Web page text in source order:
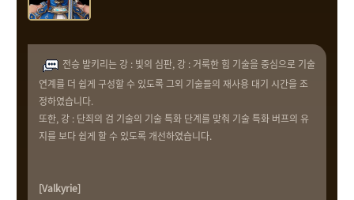
전승 발키리는 강 : 빛의 심판, 강 : 거룩한 힘 기술을 중심으로 기술
연계를 더 쉽게 구성할 수 있도록 그외 기술들의 재사용 대기 시간을 조
정하였습니다.
또한, 강 : 단죄의 검 기술의 기술 특화 단계를 맞춰 기술 특화 버프의 유
지를 보다 쉽게 할 수 있도록 개선하였습니다.
[Valkyrie]